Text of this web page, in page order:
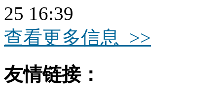
25 16:39
查看更多信息 >>
友情链接：